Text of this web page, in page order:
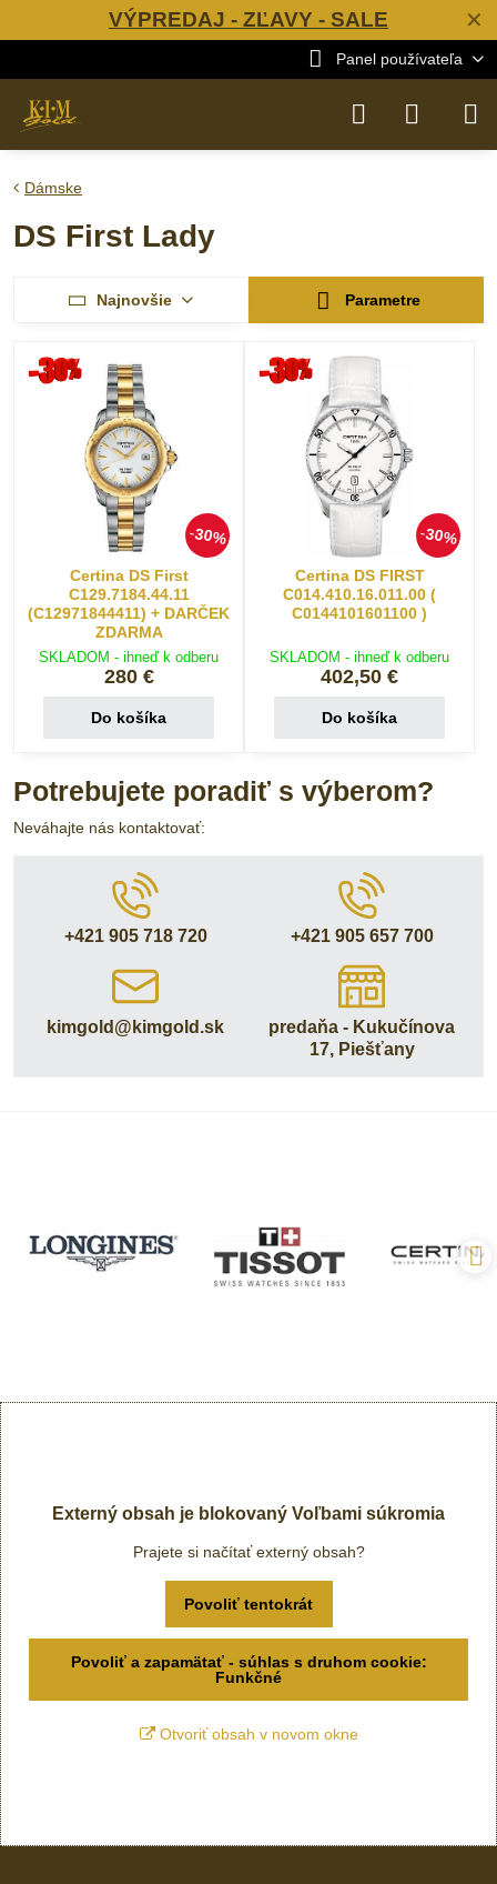
✕
VÝPREDAJ - ZĽAVY - SALE
Panel používateľa
Dámske
DS First Lady
Najnovšie Parametre
30%
Certina DS First
C129.7184.44.11
(C12971844411) + DARČEK
ZDARMA
SKLADOM - ihneď k odberu
280 €
Do košíka
30%
Certina DS FIRST
C014.410.16.011.00 (
C0144101601100 )
SKLADOM - ihneď k odberu
402,50 €
Do košíka
Potrebujete poradiť s výberom?
Neváhajte nás kontaktovať:
+421 905 718 720 +421 905 657 700
kimgold​@kimgold​.sk
predaňa - Kukučínova
17, Piešťany
Externý obsah je blokovaný Voľbami súkromia
Prajete si načítať externý obsah?
Povoliť tentokrát
Povoliť a zapamätať - súhlas s druhom cookie:
Funkčné
Otvoriť obsah v novom okne